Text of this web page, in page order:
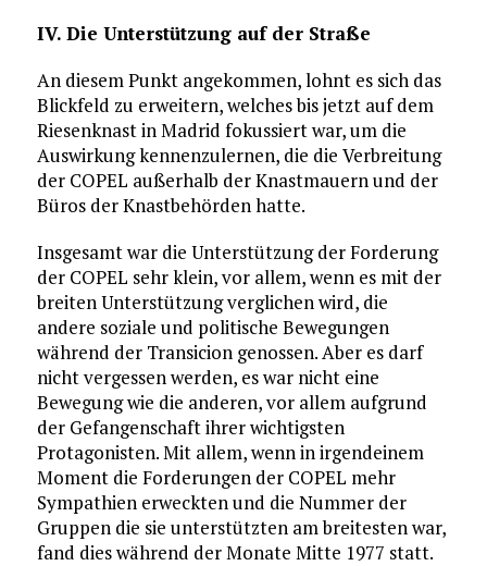
IV. Die Unterstützung auf der Straße
An diesem Punkt angekommen, lohnt es sich das
Blickfeld zu erweitern, welches bis jetzt auf dem
Riesenknast in Madrid fokussiert war, um die
Auswirkung kennenzulernen, die die Verbreitung
der COPEL außerhalb der Knastmauern und der
Büros der Knastbehörden hatte.
Insgesamt war die Unterstützung der Forderung
der COPEL sehr klein, vor allem, wenn es mit der
breiten Unterstützung verglichen wird, die
andere soziale und politische Bewegungen
während der Transicion genossen. Aber es darf
nicht vergessen werden, es war nicht eine
Bewegung wie die anderen, vor allem aufgrund
der Gefangenschaft ihrer wichtigsten
Protagonisten. Mit allem, wenn in irgendeinem
Moment die Forderungen der COPEL mehr
Sympathien erweckten und die Nummer der
Gruppen die sie unterstützten am breitesten war,
fand dies während der Monate Mitte 1977 statt.